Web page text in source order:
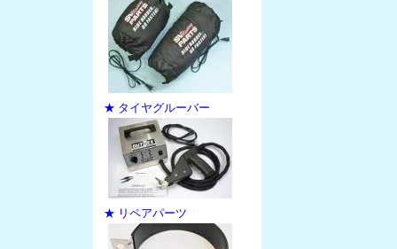
★ タイヤグルーバー
★ リペアパーツ